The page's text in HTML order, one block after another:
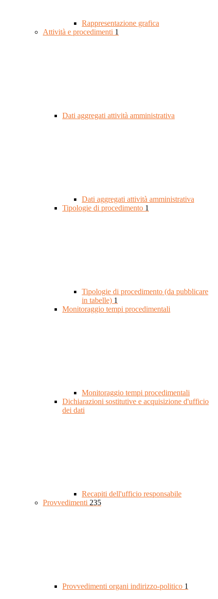
Rappresentazione grafica
Attività e procedimenti 1
Dati aggregati attività amministrativa
Dati aggregati attività amministrativa
Tipologie di procedimento 1
Tipologie di procedimento (da pubblicare
in tabelle) 1
Monitoraggio tempi procedimentali
Monitoraggio tempi procedimentali
Dichiarazioni sostitutive e acquisizione d'ufficio
dei dati
Recapiti dell'ufficio responsabile
Provvedimenti 235
Provvedimenti organi indirizzo-politico 1